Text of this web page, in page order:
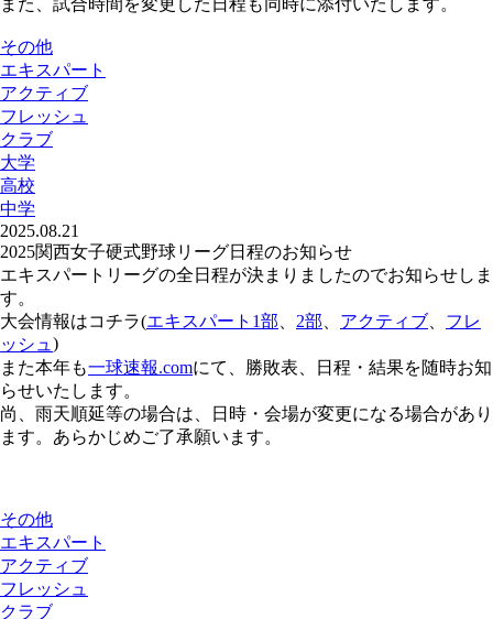
また、試合時間を変更した日程も同時に添付いたします。
その他
エキスパート
アクティブ
フレッシュ
クラブ
大学
高校
中学
2025.08.21
2025関西女子硬式野球リーグ日程のお知らせ
エキスパートリーグの全日程が決まりましたのでお知らせしま
す。
大会情報はコチラ(エキスパート1部 2部 アクティブ
フレ
ッシュ )
また本年も一球速報.comにて、勝敗表、日程・結果を随時お知
らせいたします。
尚、雨天順延等の場合は、日時・会場が変更になる場合があり
ます。あらかじめご了承願います。
その他
エキスパート
アクティブ
フレッシュ
クラブ